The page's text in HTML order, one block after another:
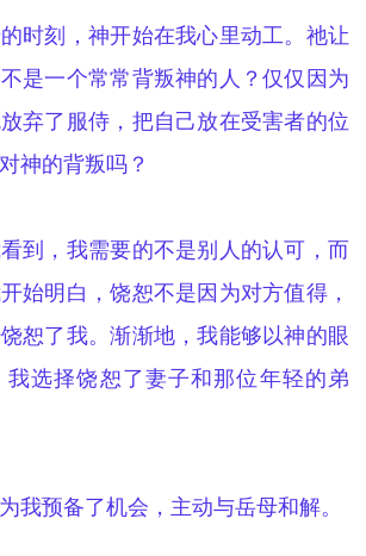
时刻，神开始在我心里动工。祂让
是一个常常背叛神的人？仅仅因为
弃了服侍，把自己放在受害者的位
神的背叛吗？
到，我需要的不是别人的认可，而
始明白，饶恕不是因为对方值得，
恕了我。渐渐地，我能够以神的眼
我选择饶恕了妻子和那位年轻的弟
我预备了机会， 主动与岳母和解。